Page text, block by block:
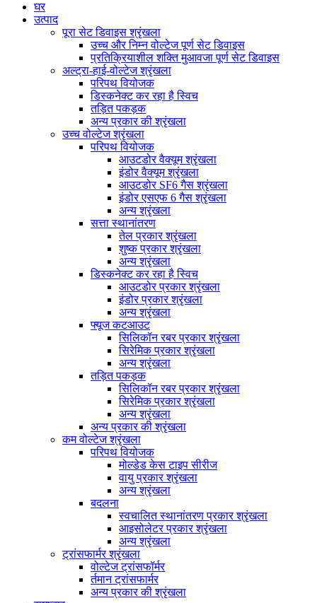
घर
उत्पाद
पूरा सेट डिवाइस श्रृंखला
उच्च और निम्न वोल्टेज पूर्ण सेट डिवाइस
प्रतिक्रियाशील शक्ति मुआवजा पूर्ण सेट डिवाइस
अल्ट्रा-हाई-वोल्टेज श्रृंखला
परिपथ वियोजक
डिस्कनेक्ट कर रहा है स्विच
तड़ित पकड़क
अन्य प्रकार की श्रृंखला
उच्च वोल्टेज श्रृंखला
परिपथ वियोजक
आउटडोर वैक्यूम श्रृंखला
इंडोर वैक्यूम श्रृंखला
आउटडोर SF6 गैस श्रृंखला
इंडोर एसएफ 6 गैस श्रृंखला
अन्य श्रृंखला
सत्ता स्थानांतरण
तेल प्रकार श्रृंखला
शुष्क प्रकार श्रृंखला
अन्य श्रृंखला
डिस्कनेक्ट कर रहा है स्विच
आउटडोर प्रकार श्रृंखला
इंडोर प्रकार श्रृंखला
अन्य श्रृंखला
फ्यूज कटआउट
सिलिकॉन रबर प्रकार श्रृंखला
सिरेमिक प्रकार श्रृंखला
अन्य श्रृंखला
तड़ित पकड़क
सिलिकॉन रबर प्रकार श्रृंखला
सिरेमिक प्रकार श्रृंखला
अन्य श्रृंखला
अन्य प्रकार की श्रृंखला
कम वोल्टेज श्रृंखला
परिपथ वियोजक
मोल्डेड केस टाइप सीरीज
वायु प्रकार श्रृंखला
अन्य श्रृंखला
बदलना
स्वचालित स्थानांतरण प्रकार श्रृंखला
आइसोलेटर प्रकार श्रृंखला
अन्य श्रृंखला
ट्रांसफार्मर श्रृंखला
वोल्टेज ट्रांसफॉर्मर
र्तमान ट्रांसफार्मर
अन्य प्रकार की श्रृंखला